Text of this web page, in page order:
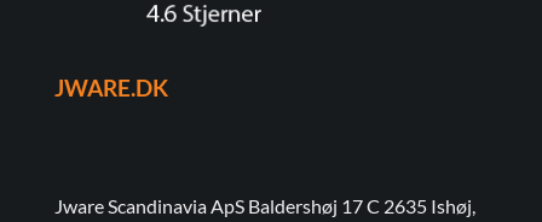
JWARE.DK
Jware Scandinavia ApS Baldershøj 17 C 2635 Ishøj,